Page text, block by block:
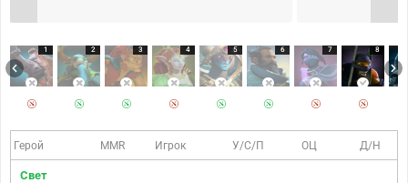
1 2 3 4 5 6 7 8
Герой MMR Игрок У/С/П ОЦ Д/Н
Свет